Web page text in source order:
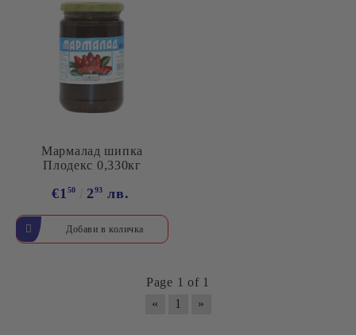
Мармалад шипка
Плодекс 0,330кг
€1 50 293 лв.
Page 1 of 1
«
1 »